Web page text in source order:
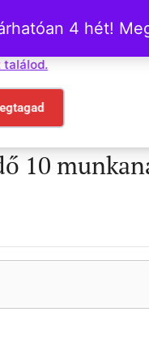
4 hét!
találod.
termék
10